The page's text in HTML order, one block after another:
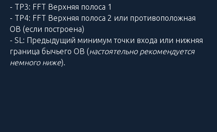
- TP3: FFT Верхняя полоса 1
- TP4: FFT Верхняя полоса 2 или противоположная
OB (если построена)
- SL: Предыдущий минимум точки входа или нижняя
граница бычьего OB (настоятельно рекомендуется
немного ниже).